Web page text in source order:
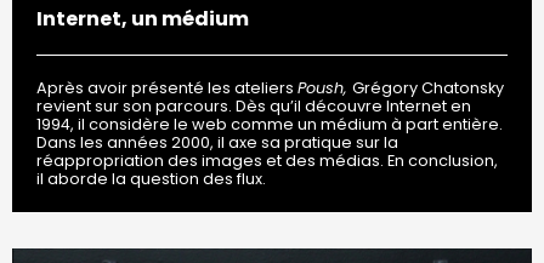
Internet, un médium
Après avoir présenté les ateliers Poush, Grégory Chatonsky
revient sur son parcours. Dès qu’il découvre Internet en
1994, il considère le web comme un médium à part entière.
Dans les années 2000, il axe sa pratique sur la
réappropriation des images et des médias. En conclusion,
il aborde la question des flux.